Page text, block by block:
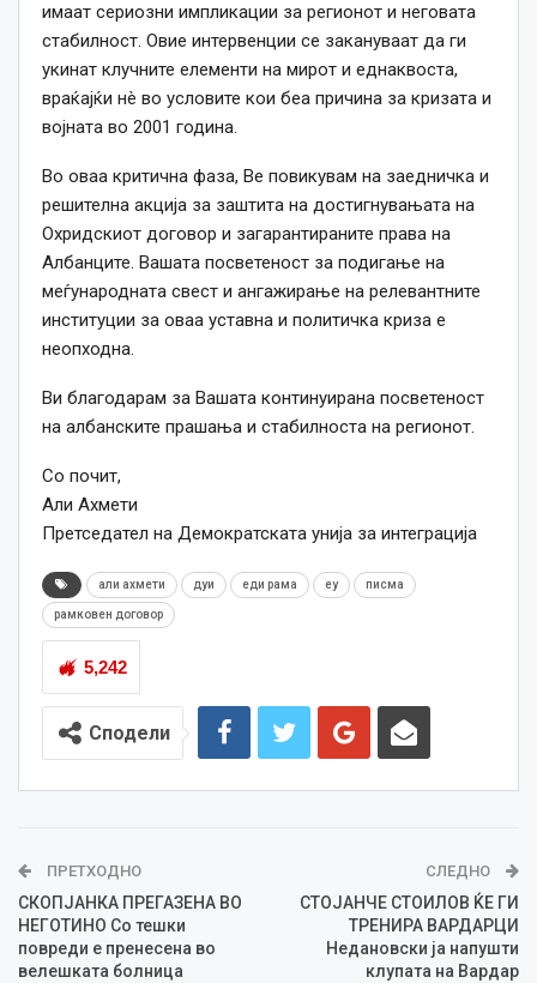
имаат сериозни импликации за регионот и неговата
стабилност. Овие интервенции се закануваат да ги
укинат клучните елементи на мирот и еднаквоста,
враќајќи нè во условите кои беа причина за кризата и
војната во 2001 година.
Во оваа критична фаза, Ве повикувам на заедничка и
решителна акција за заштита на достигнувањата на
Охридскиот договор и загарантираните права на
Албанците. Вашата посветеност за подигање на
меѓународната свест и ангажирање на релевантните
институции за оваа уставна и политичка криза е
неопходна.
Ви благодарам за Вашата континуирана посветеност
на албанските прашања и стабилноста на регионот.
Со почит,
Али Ахмети
Претседател на Демократската унија за интеграција
али ахмети дуи еди рама еу писма
рамковен договор
5,242
Сподели
ПРЕТХОДНО
СКОПЈАНКА ПРЕГАЗЕНА ВО
НЕГОТИНО Со тешки
повреди е пренесена во
велешката болница
СЛЕДНО
СТОЈАНЧЕ СТОИЛОВ ЌЕ ГИ
ТРЕНИРА ВАРДАРЦИ
Недановски ја напушти
клупата на Вардар